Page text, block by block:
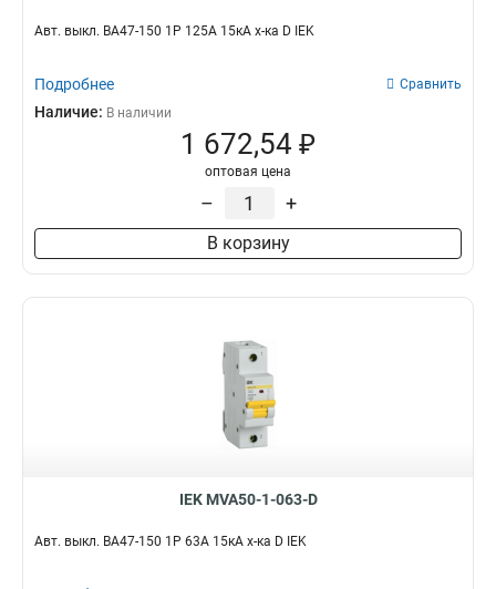
Авт. выкл. ВА47-150 1Р 125А 15кА х-ка D IEK
Подробнее Сравнить
Наличие: В наличии
1 672,54 ₽
оптовая цена
– +
В корзину
IEK MVA50-1-063-D
Авт. выкл. ВА47-150 1Р 63А 15кА х-ка D IEK